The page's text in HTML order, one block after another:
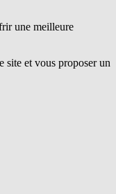
une meilleure
site et vous proposer un